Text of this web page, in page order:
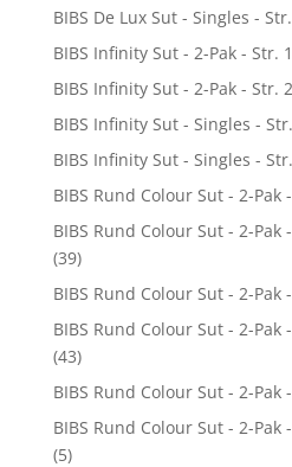
BIBS De Lux Sut - Singles -
BIBS Infinity Sut - 2-Pak - Str. 1
BIBS Infinity Sut - 2-Pak - Str. 2
BIBS Infinity Sut - Singles -
BIBS Infinity Sut - Singles -
BIBS Rund Colour Sut - 2-Pak
BIBS Rund Colour Sut - 2-
(39)
BIBS Rund Colour Sut - 2-Pak
BIBS Rund Colour Sut - 2-
(43)
BIBS Rund Colour Sut - 2-Pak
BIBS Rund Colour Sut - 2-
(5)